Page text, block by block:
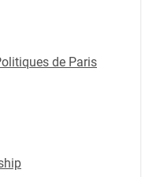
de Paris